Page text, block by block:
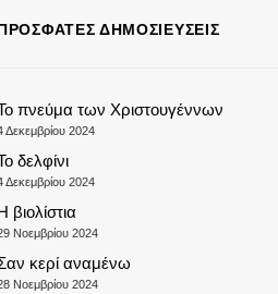
ΔΗΜΟΣΙΕΎΣΕΙΣ
πνεύμα των Χριστουγέννων
Δεκεμβρίου 2024
δελφίνι
Δεκεμβρίου 2024
βιολίστια
Νοεμβρίου 2024
κερί αναμένω
Νοεμβρίου 2024